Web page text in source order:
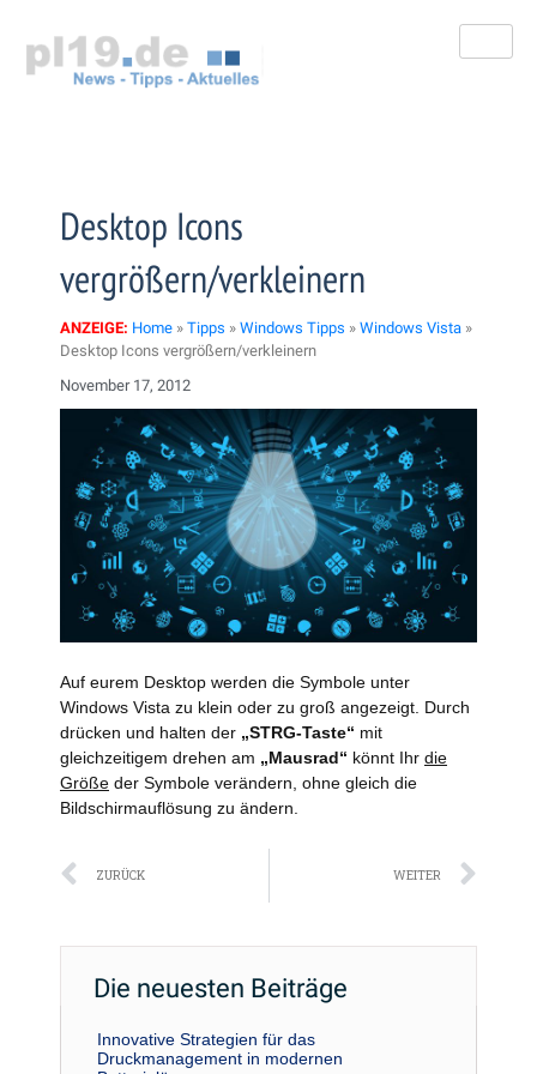
springen
Desktop Icons
vergrößern/verkleinern
ANZEIGE: Home » Tipps » Windows Tipps » Windows Vista »
Desktop Icons vergrößern/verkleinern
November 17, 2012
Auf eurem Desktop werden die Symbole unter
Windows Vista zu klein oder zu groß angezeigt. Durch
drücken und halten der „STRG-Taste“ mit
gleichzeitigem drehen am „Mausrad“ könnt Ihr die
Größe der Symbole verändern, ohne gleich die
Bildschirmauflösung zu ändern.
Zurück
ZURÜCK WEITER
Die neuesten Beiträge
Innovative Strategien für das
Druckmanagement in modernen